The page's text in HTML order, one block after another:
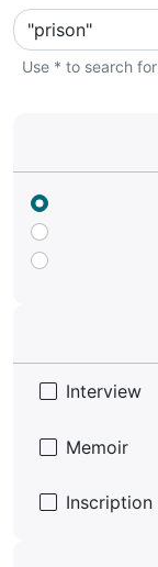
Use * to search
Interview
Memoir
Inscription